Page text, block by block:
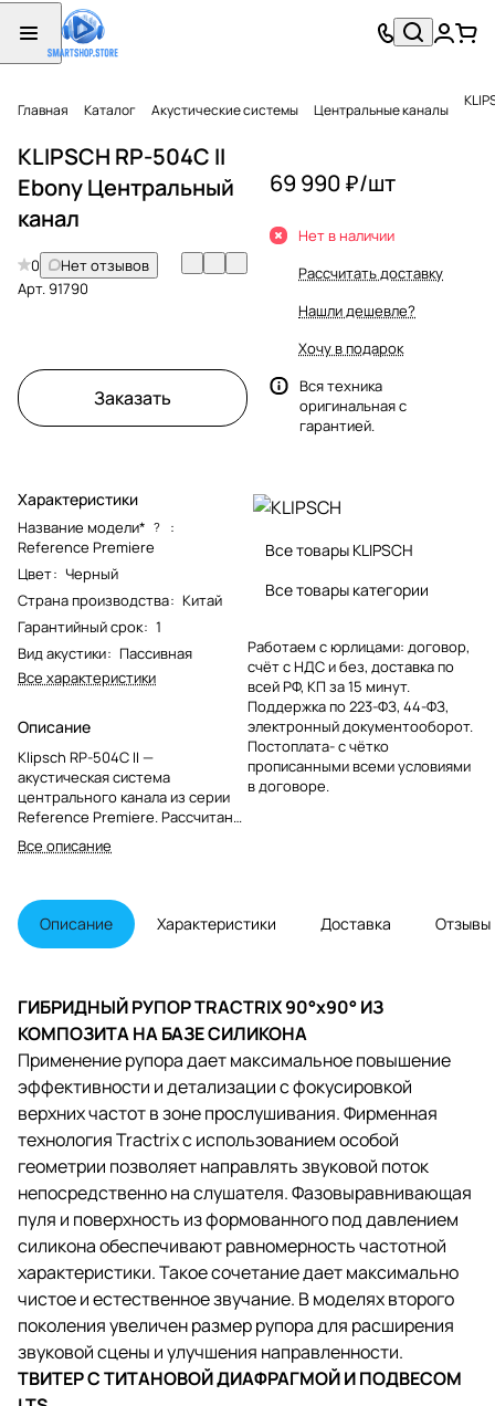
Главная Каталог Акустические системы Центральные каналы
KLIPSCH RP-504C II
Ebony Центральный
канал
0
Нет отзывов
Арт.91790
Заказать
Характеристики
Название модели* ?
:
Reference Premiere
Цвет: Черный
Страна производства: Китай
Гарантийный срок: 1
Вид акустики: Пассивная
Все характеристики
Описание
Klipsch RP-504C II —
акустическая система
центрального канала из серии
Reference Premiere. Рассчитана
на комплектацию систем
домашнего кинотеатра
Все описание
69 990 ₽/шт
Нет в наличии
Рассчитать доставку
Нашли дешевле?
Хочу в подарок
Вся техника
оригинальная с
гарантией.
Все товары KLIPSCH
Все товары категории
Работаем с юрлицами: договор,
счёт с НДС и без, доставка по
всей РФ, КП за 15 минут.
Поддержка по 223-ФЗ, 44-ФЗ,
электронный документооборот.
Постоплата- с чётко
прописанными всеми условиями
в договоре.
Описание Характеристики Доставка Отзывы
ГИБРИДНЫЙ РУПОР TRACTRIX 90°х90° ИЗ
КОМПОЗИТА НА БАЗЕ СИЛИКОНА
Применение рупора дает максимальное повышение
эффективности и детализации с фокусировкой
верхних частот в зоне прослушивания. Фирменная
технология Tractrix с использованием особой
геометрии позволяет направлять звуковой поток
непосредственно на слушателя. Фазовыравнивающая
пуля и поверхность из формованного под давлением
силикона обеспечивают равномерность частотной
характеристики. Такое сочетание дает максимально
чистое и естественное звучание. В моделях второго
поколения увеличен размер рупора для расширения
звуковой сцены и улучшения направленности.
ТВИТЕР С ТИТАНОВОЙ ДИАФРАГМОЙ И ПОДВЕСОМ